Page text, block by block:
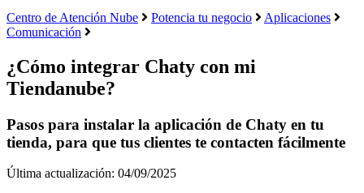
Centro de Atención Nube Potencia tu negocio
Aplicaciones
Comunicación
¿Cómo integrar Chaty con mi
Tiendanube?
Pasos para instalar la aplicación de Chaty en tu
tienda, para que tus clientes te contacten fácilmente
Última actualización: 04/09/2025